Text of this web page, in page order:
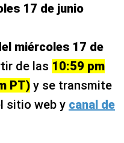
17 de junio
miércoles 17 de
de las 10:59 pm
PT) y se transmite
sitio web y canal de